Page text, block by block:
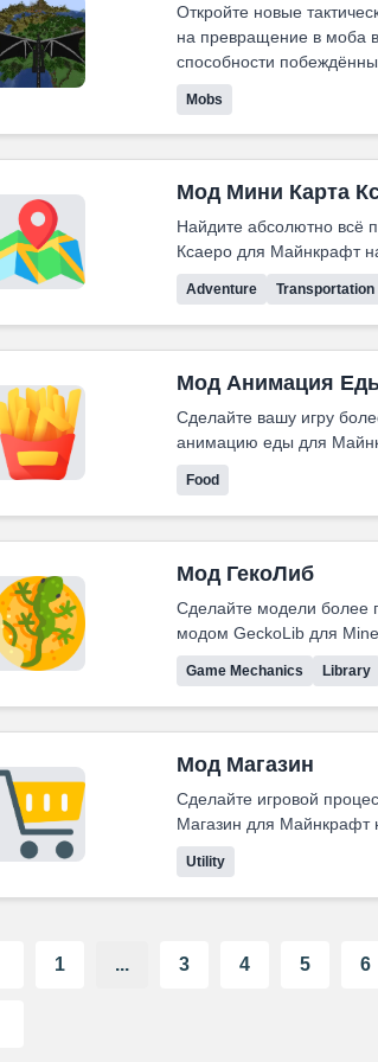
Откройте новые
на превращение в моба
способности
Mobs
Мод Мини Карта
Найдите абсолютно всё
Ксаеро для Майнкрафт
Adventure Transportation
Мод Анимация
Сделайте вашу игру
анимацию еды для
Food
Мод ГекоЛиб
Сделайте модели более
модом GeckoLib для
Game Mechanics Library
Мод Магазин
Сделайте игровой
Магазин для Майнкрафт
Utility
1 ... 3 4 5 6